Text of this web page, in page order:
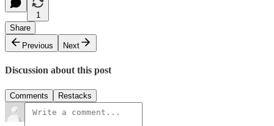
1
Share
Previous
Next
Discussion about this post
Comments Restacks